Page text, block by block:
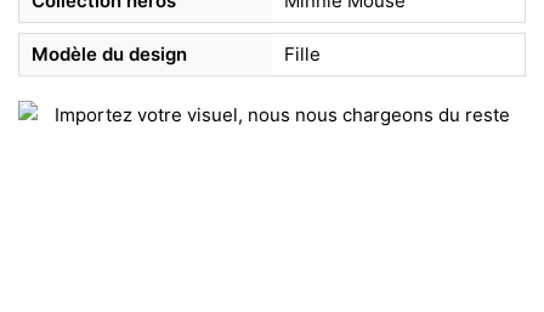
Modèle du design Fille